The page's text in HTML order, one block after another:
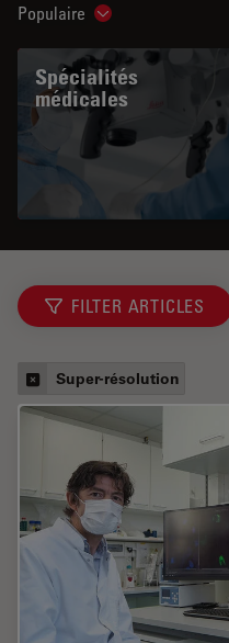
Populaire Show subnavigation
Spécialités
médicales
FILTER ARTICLES
Super-résolution